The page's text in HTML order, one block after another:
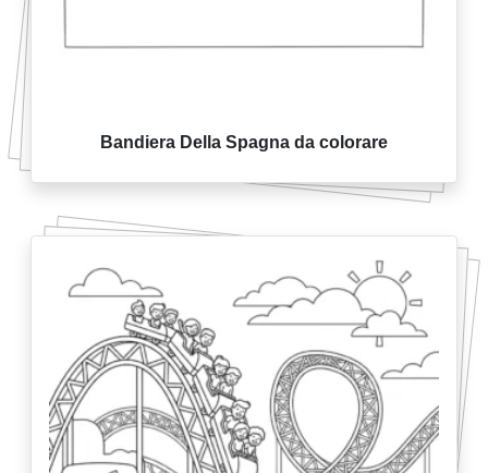
Bandiera Della Spagna da colorare